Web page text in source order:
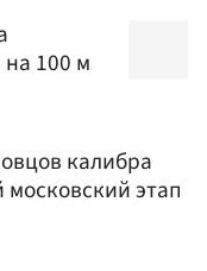
100 м
калибра
этап